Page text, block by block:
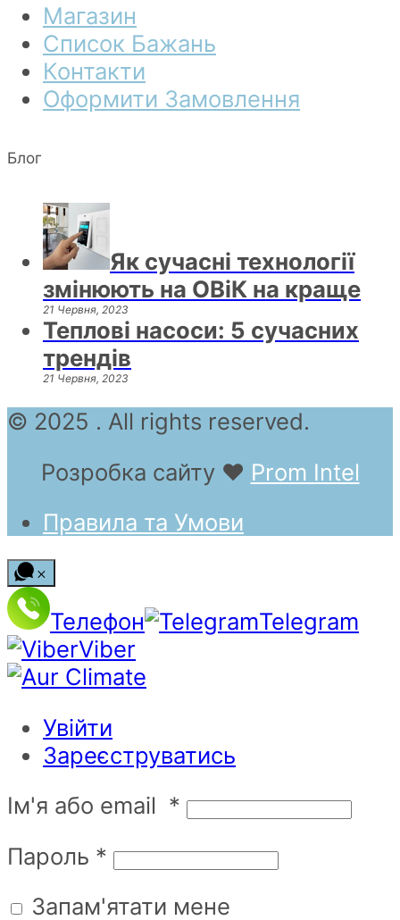
Магазин
Список Бажань
Контакти
Оформити Замовлення
Блог
Як сучасні технології
змінюють на ОВіК на краще
21 Червня, 2023
Теплові насоси: 5 сучасних
трендів
21 Червня, 2023
© 2025 . All rights reserved.
Розробка сайту ❤ Prom Intel
Правила та Умови
Телефон
Telegram
Viber
Увійти
Зареєструватись
Ім'я або email *
Пароль *
Запам'ятати мене